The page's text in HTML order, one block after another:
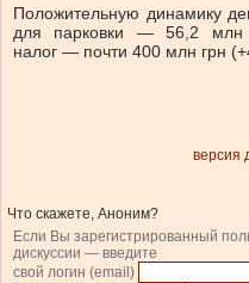
Положительную динамику
для парковки — 56,2 млн
налог — почти 400 млн грн
версия
Что скажете, Аноним?
Если Вы зарегистрированный
дискуссии — введите
свой логин (email)